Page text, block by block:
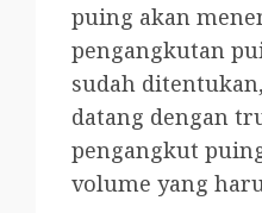
puing akan
pengangkutan
sudah
datang dengan
pengangkut
volume yang